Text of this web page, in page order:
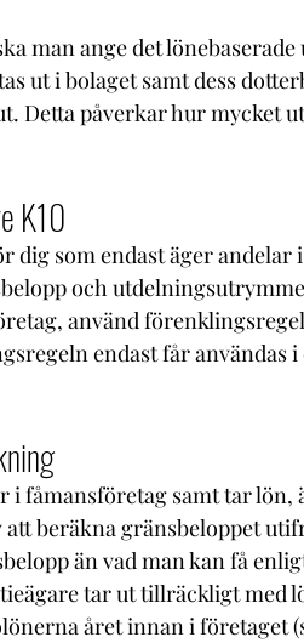
man ange det
ut i bolaget samt dess
Detta påverkar hur mycket
K10
som endast äger andelar
och
använd
endast får användas i
i fåmansföretag samt tar lön,
beräkna gränsbeloppet
än vad man kan få
tar ut tillräckligt med
året innan i företaget